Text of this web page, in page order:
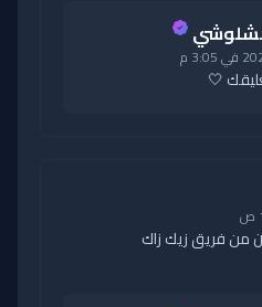
🤍
من فريق زيك زاك